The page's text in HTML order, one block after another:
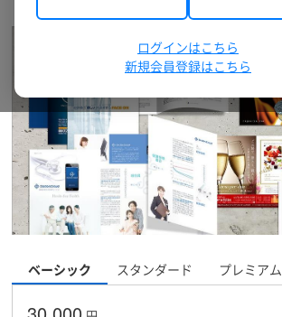
ベーシック スタンダード プレミアム
ログインはこちら
新規会員登録はこちら